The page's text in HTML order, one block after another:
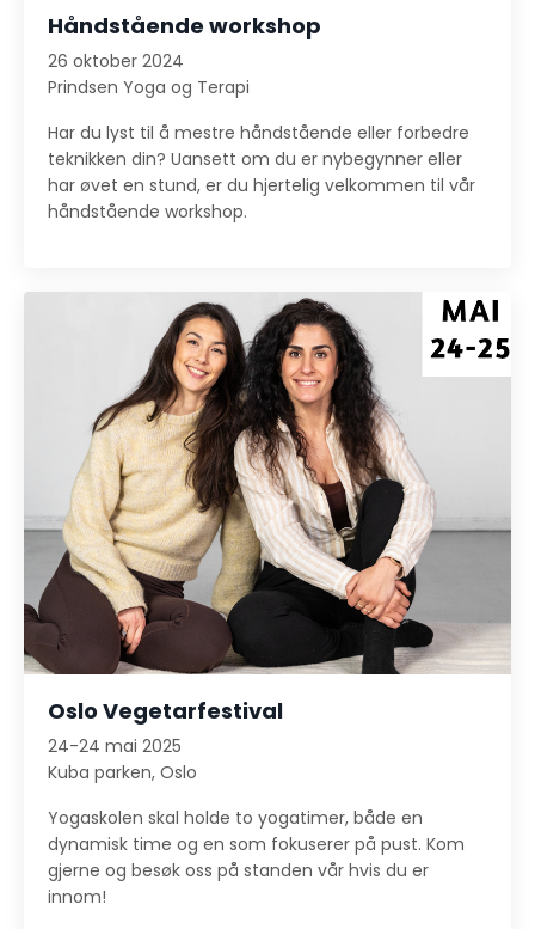
Håndstående workshop
26 oktober 2024
Prindsen Yoga og Terapi
Har du lyst til å mestre håndstående eller forbedre
teknikken din? Uansett om du er nybegynner eller
har øvet en stund, er du hjertelig velkommen til vår
håndstående workshop.
Oslo Vegetarfestival
24-24 mai 2025
Kuba parken, Oslo
Yogaskolen skal holde to yogatimer, både en
dynamisk time og en som fokuserer på pust. Kom
gjerne og besøk oss på standen vår hvis du er
innom!